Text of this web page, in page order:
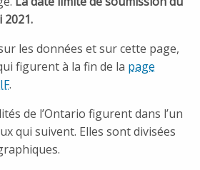
2021.
les données et sur cette page,
figurent à la fin de la page
.
de l’Ontario figurent dans l’un
qui suivent. Elles sont divisées